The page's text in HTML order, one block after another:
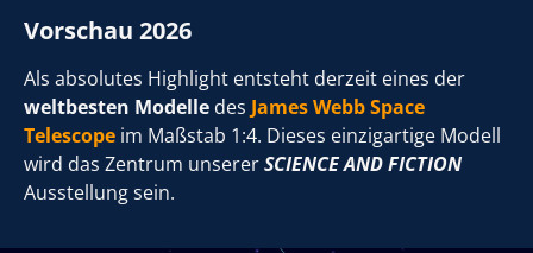
Vorschau 2026
Als absolutes Highlight entsteht derzeit eines der
weltbesten Modelle des James Webb Space
Telescope im Maßstab 1:4. Dieses einzigartige Modell
wird das Zentrum unsererSCIENCE AND FICTION
Ausstellung sein.